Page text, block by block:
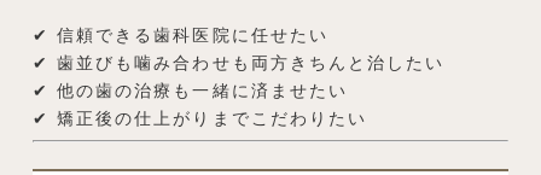
✔ 信頼できる歯科医院に任せたい
✔ 歯並びも噛み合わせも両方きちんと治したい
✔ 他の歯の治療も一緒に済ませたい
✔ 矯正後の仕上がりまでこだわりたい